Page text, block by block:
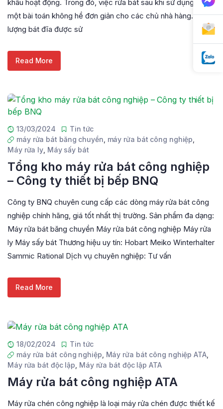
khâu hoạt động. Trong đó, việc rửa bát sau khi sử dụng là
một bài toán không hề đơn giản cho các chủ nhà hàng. Với
lượng bát đĩa được sử
Read More
13/03/2024
Tin tức
máy rửa bát băng chuyền máy rửa bát công nghiệp
Máy rửa ly Máy sấy bát
Tổng kho máy rửa bát công nghiệp
– Công ty thiết bị bếp BNQ
Công ty BNQ chuyên cung cấp các dòng máy rửa bát công
nghiệp chính hãng, giá tốt nhất thị trường. Sản phẩm đa dạng:
Máy rửa bát băng chuyền Máy rửa bát công nghiệp Máy rửa
ly Máy sấy bát Thương hiệu uy tín: Hobart Meiko Winterhalter
Sammic Rational Dịch vụ chuyên nghiệp: Tư vấn
Read More
18/02/2024
Tin tức
máy rửa bát công nghiệp, Máy rửa bát công nghiệp ATA,
Máy rửa bát độc lập, Máy rửa bát độc lập ATA
Máy rửa bát công nghiệp ATA
Máy rửa chén công nghiệp là loại máy rửa chén được thiết kế